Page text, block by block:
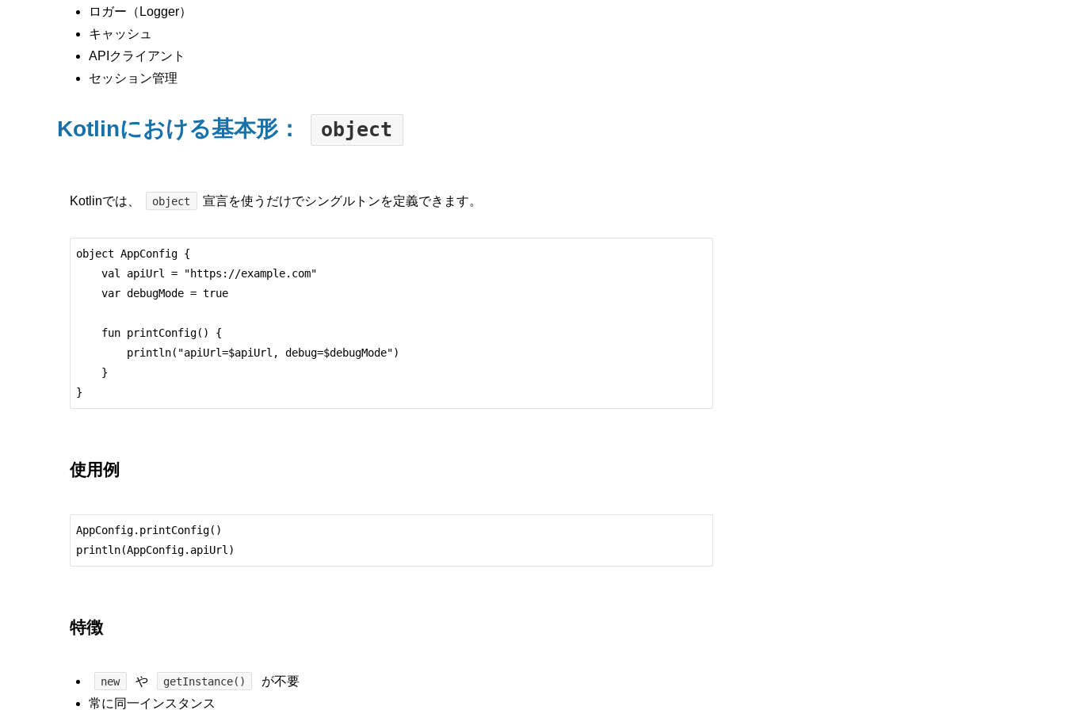
ロガー（Logger）
キャッシュ
APIクライアント
セッション管理
Kotlinにおける基本形： object
Kotlinでは、 object 宣言を使うだけでシングルトンを定義できます。
object AppConfig {
使用例
AppConfig.printConfig()
特徴
new や getInstance()
が不要
常に同一インスタンス